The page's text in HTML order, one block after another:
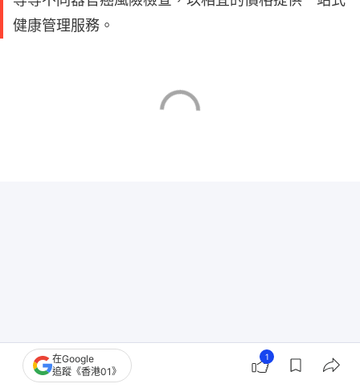
健康管理服務。
在Google
追蹤《香港01》
1